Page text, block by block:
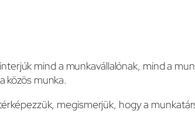
mind a munkavállalónak, mind a
közös munka.
megismerjük, hogy a